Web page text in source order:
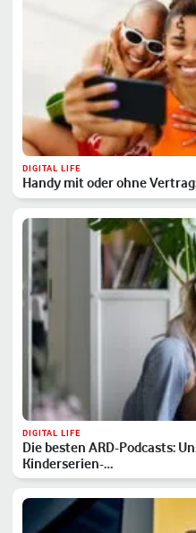
DIGITAL LIFE
Handy mit oder ohne
DIGITAL LIFE
Die besten ARD-Podcasts:
Kinderserien-…